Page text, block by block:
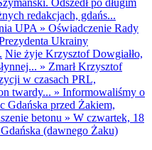
Odszedł po długim
redakcjach, gdańs...
UPA » Oświadczenie Rady
Ukrainy
Nie żyje Krzysztof Dowgiałło,
» Zmarł Krzysztof
w czasach PRL,
twardy... » Informowaliśmy o
Gdańska przed Żakiem,
betonu » W czwartek, 18
(dawnego Żaku)